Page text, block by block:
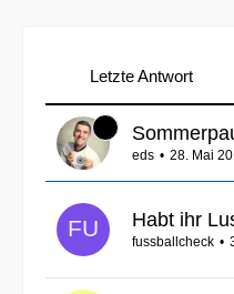
Letzte Antwort
eds 28. Mai
Habt ihr
fussballcheck